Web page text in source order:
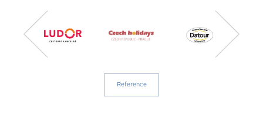
Reference